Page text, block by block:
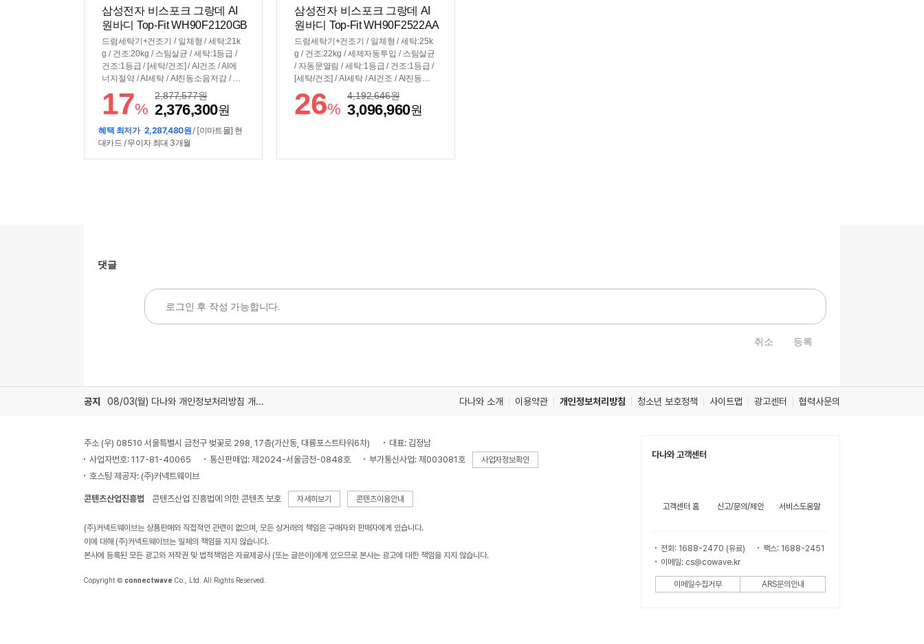
삼성전자 비스포크 그랑데 AI
원바디 Top-Fit WH90F2120GB
HW(일반판매처)
드럼세탁기+건조기 / 일체형 / 세탁:21k
g / 건조:20kg / 스팀살균 / 세탁:1등급 /
건조:1등급 / [세탁/건조] / AI건조 / AI에
너지절약 / AI세탁 / AI진동소음저감 / 인
버터건조모터 / 콘덴서관리:자동 / [조작/
편의] / 조작부:AI홈 / 일체형조작부 / 스
마트싱스 / 스마트폰제어 / [규격] / 세탁
기색상:화이트 / 건조기색상:화이트 / 단
품모델명:세탁기(WF90F21GBW), 건조
17%
2,877,577원
2,376,300원
혜택 최저가 2,287,480원/ [이마트몰] 현
대카드 / 무이자 최대 3개월
삼성전자 비스포크 그랑데 AI
원바디 Top-Fit WH90F2522AA
HY(일반판매처)
드럼세탁기+건조기 / 일체형 / 세탁:25k
g / 건조:22kg / 세제자동투입 / 스팀살균
/ 자동문열림 / 세탁:1등급 / 건조:1등급 /
[세탁/건조] / AI세탁 / AI건조 / AI진동소
음저감 / AI에너지절약 / 인버터건조모터
/ 콘덴서관리:자동 / [조작/편의] / 조작부:
AI홈 / 일체형조작부 / 스마트싱스 / 스마
26%
4,192,646원
3,096,960원
댓글
취소 등록
공지 08/03(월) 다나와 개인정보처리방침 개정 안내 다나와 소개 이용약관 개인정보처리방침 청소년 보호정책 사이트맵 광고센터 협력사문의
주소 (우) 08510 서울특별시 금천구 벚꽃로 298, 17층(가산동, 대륭포스트타워6차)
대표: 김정남
사업자번호: 117-81-40065
통신판매업: 제2024-서울금천-0848호 부가통신사업: 제003081호 사업자정보확인
호스팅 제공자: (주)커넥트웨이브
콘텐츠산업진흥법 콘텐츠산업 진흥법에 의한 콘텐츠 보호 자세히보기 콘텐츠이용안내
(주)커넥트웨이브는 상품판매와 직접적인 관련이 없으며, 모든 상거래의 책임은 구매자와 판매자에게 있습니다.
이에 대해 (주)커넥트웨이브는 일체의 책임을 지지 않습니다.
본사에 등록된 모든 광고와 저작권 및 법적책임은 자료제공사 (또는 글쓴이)에게 있으므로 본사는 광고에 대한 책임을 지지 않습니다.
Copyright © connectwave Co., Ltd. All Rights Reserved.
다나와 고객센터
고객센터 홈 신고/문의/제안 서비스도움말
전화: 1688-2470 (유료)
팩스: 1688-2451
이메일: cs@cowave.kr
이메일수집거부 ARS문의안내